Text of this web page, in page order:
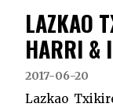
LAZKAO
HARRI &
2017-06-20
Lazkao